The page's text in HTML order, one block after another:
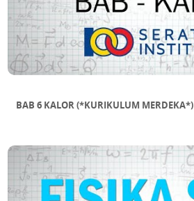
BAB 6 KALOR (*KURIKULUM MERDEKA*)